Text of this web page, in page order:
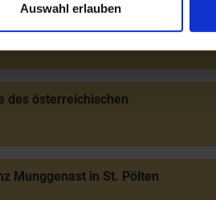
Auswahl erlauben
des österreichischen
Munggenast in St. Pölten